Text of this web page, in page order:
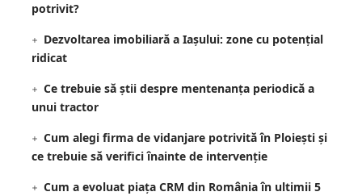
potrivit?
Dezvoltarea imobiliară a Iașului: zone cu potențial
ridicat
Ce trebuie să știi despre mentenanța periodică a
unui tractor
Cum alegi firma de vidanjare potrivită în Ploiești și
ce trebuie să verifici înainte de intervenție
Cum a evoluat piața CRM din România în ultimii 5